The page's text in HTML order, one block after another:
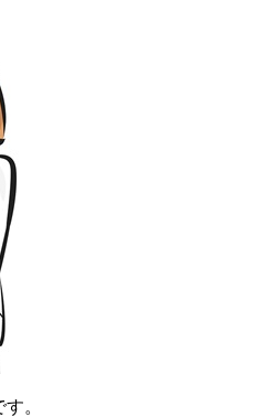
す。